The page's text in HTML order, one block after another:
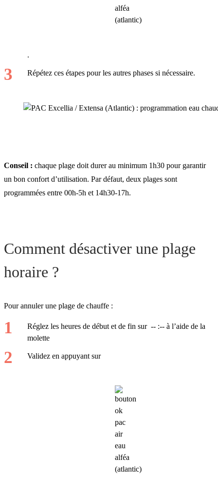
.
Répétez ces étapes pour les autres phases si nécessaire.
Conseil : chaque plage doit durer au minimum 1h30 pour garantir
un bon confort d’utilisation. Par défaut, deux plages sont
programmées entre 00h-5h et 14h30-17h.
Comment désactiver une plage
horaire ?
Pour annuler une plage de chauffe :
Réglez les heures de début et de fin sur -- :-- à l’aide de la
molette
Validez en appuyant sur